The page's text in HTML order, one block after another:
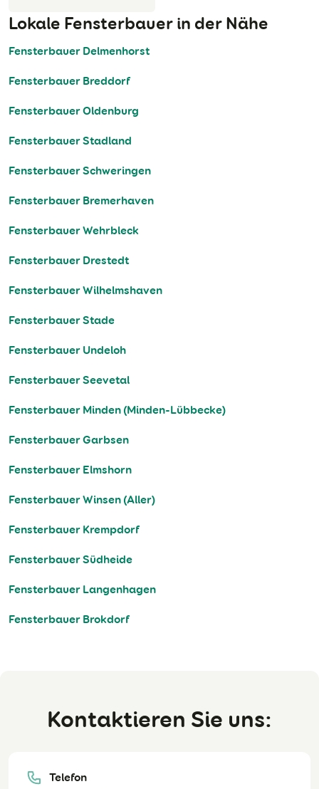
Lokale Fensterbauer in der Nähe
Fensterbauer Delmenhorst
Fensterbauer Breddorf
Fensterbauer Oldenburg
Fensterbauer Stadland
Fensterbauer Schweringen
Fensterbauer Bremerhaven
Fensterbauer Wehrbleck
Fensterbauer Drestedt
Fensterbauer Wilhelmshaven
Fensterbauer Stade
Fensterbauer Undeloh
Fensterbauer Seevetal
Fensterbauer Minden (Minden-Lübbecke)
Fensterbauer Garbsen
Fensterbauer Elmshorn
Fensterbauer Winsen (Aller)
Fensterbauer Krempdorf
Fensterbauer Südheide
Fensterbauer Langenhagen
Fensterbauer Brokdorf
Kontaktieren Sie uns:
Telefon